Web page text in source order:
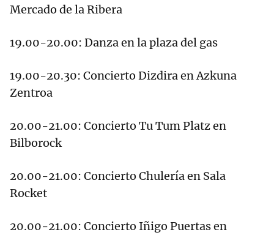
Mercado de la Ribera
19.00-20.00: Danza en la plaza del gas
19.00-20.30: Concierto Dizdira en Azkuna
Zentroa
20.00-21.00: Concierto Tu Tum Platz en
Bilborock
20.00-21.00: Concierto Chulería en Sala
Rocket
20.00-21.00: Concierto Iñigo Puertas en